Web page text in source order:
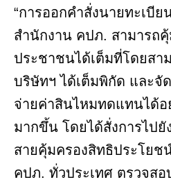
“การออกคำสั่งนายทะเบีย
สำนักงาน คปภ. สามารถ
ประชาชนได้เต็มที่โดยสา
บริษัทฯ ได้เต็มพิกัด และจั
จ่ายค่าสินไหมทดแทนได้อ
มากขึ้น โดยได้สั่งการไปยั
สายคุ้มครองสิทธิประโย
คปภ. ทั่วประเทศ ตรวจส